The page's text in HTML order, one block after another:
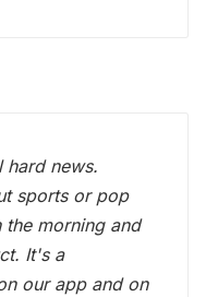
hard news.
sports or pop
the morning and
It's a
our app and on